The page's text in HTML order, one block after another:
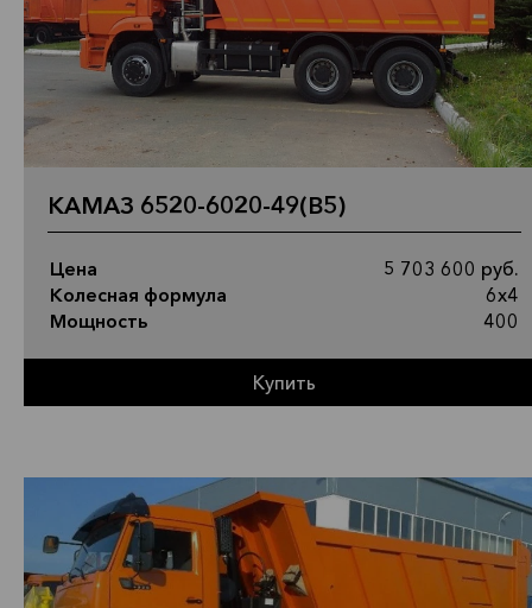
КАМАЗ 6520-6020-49(B5)
Цена
5 703 600 руб.
Колесная формула
6х4
Мощность
400
Купить